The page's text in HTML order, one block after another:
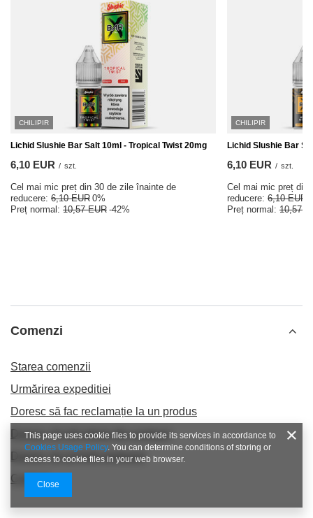
CHILIPIR
Lichid Slushie Bar Salt 10ml - Tropical Twist 20mg
6,10 EUR / szt.
Cel mai mic preț din 30 de zile înainte de
reducere: 6,10 EUR 0%
Preț normal: 10,57 EUR -42%
CHILIPIR
Lichid Slushie Bar
6,10 EUR / szt.
Cel mai mic preț din
reducere: 6,10 EUR
Preț normal: 10,57
Comenzi
Starea comenzii
Urmărirea expeditiei
Doresc să fac reclamație la un produs
Doresc să mă retrag din contract
Doresc să schimb produsul
Contact
This page uses cookie files to provide its services in accordance to
Cookies Usage Policy. You can determine conditions of storing or
access to cookie files in your web browser.
Close